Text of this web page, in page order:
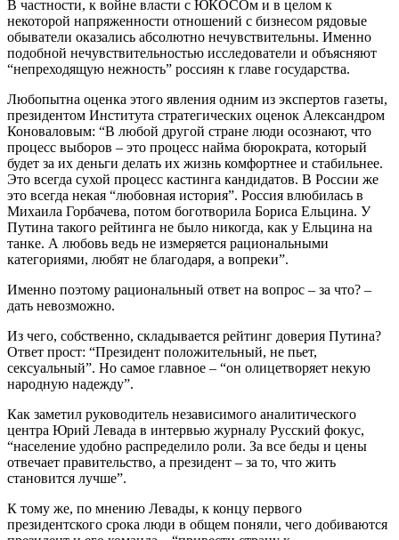
В частности, к войне власти с ЮКОСОм и в целом к
некоторой напряженности отношений с бизнесом рядовые
обыватели оказались абсолютно нечувствительны. Именно
подобной нечувствительностью исследователи и объясняют
“непреходящую нежность” россиян к главе государства.
Любопытна оценка этого явления одним из экспертов газеты,
президентом Института стратегических оценок Александром
Коноваловым: “В любой другой стране люди осознают, что
процесс выборов – это процесс найма бюрократа, который
будет за их деньги делать их жизнь комфортнее и стабильнее.
Это всегда сухой процесс кастинга кандидатов. В России же
это всегда некая “любовная история”. Россия влюбилась в
Михаила Горбачева, потом боготворила Бориса Ельцина. У
Путина такого рейтинга не было никогда, как у Ельцина на
танке. А любовь ведь не измеряется рациональными
категориями, любят не благодаря, а вопреки”.
Именно поэтому рациональный ответ на вопрос – за что? –
дать невозможно.
Из чего, собственно, складывается рейтинг доверия Путина?
Ответ прост: “Президент положительный, не пьет,
сексуальный”. Но самое главное – “он олицетворяет некую
народную надежду”.
Как заметил руководитель независимого аналитического
центра Юрий Левада в интервью журналу Русский фокус,
“население удобно распределило роли. За все беды и цены
отвечает правительство, а президент – за то, что жить
становится лучше”.
К тому же, по мнению Левады, к концу первого
президентского срока люди в общем поняли, чего добиваются